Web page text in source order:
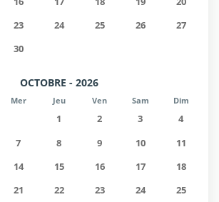
23 24 25 26
27
30
OCTOBRE - 2026
Mer Jeu Ven Sam Dim
1 2 3
4
7 8 9 10
11
14 15 16 17
18
21 22 23 24
25